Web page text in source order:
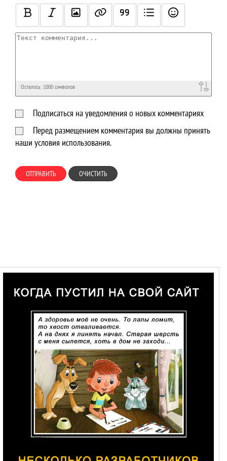
Осталось: 1000 символов
Подписаться на уведомления о новых комментариях
Перед размещением комментария вы должны принять
наши условия использования.
ОТПРАВИТЬ ОЧИСТИТЬ